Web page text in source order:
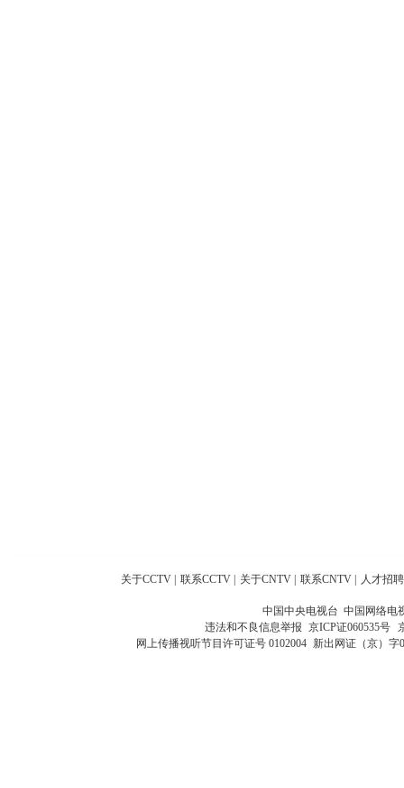
关于CCTV 联系CCTV 关于CNTV 联系CNTV 人才招聘
中国中央电视台 中国网络电
违法和不良信息举报 京ICP证060535号
网上传播视听节目许可证号 0102004 新出网证（京）